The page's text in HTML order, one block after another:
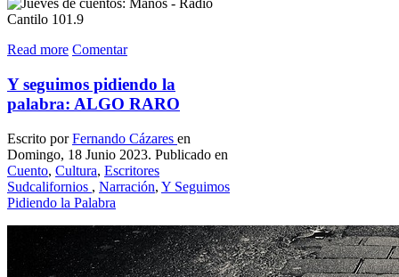
Read more Comentar
Y seguimos pidiendo la
palabra: ALGO RARO
Escrito porFernando Cázares en
Domingo, 18 Junio 2023. Publicado en
Cuento, Cultura, Escritores
Sudcalifornios , Narración, Y Seguimos
Pidiendo la Palabra